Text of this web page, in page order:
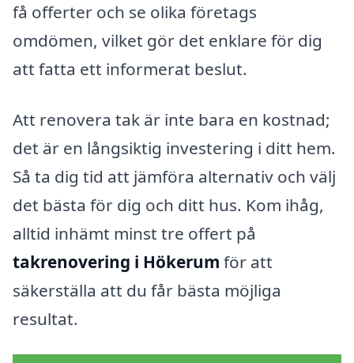
få offerter och se olika företags
omdömen, vilket gör det enklare för dig
att fatta ett informerat beslut.
Att renovera tak är inte bara en kostnad;
det är en långsiktig investering i ditt hem.
Så ta dig tid att jämföra alternativ och välj
det bästa för dig och ditt hus. Kom ihåg,
alltid inhämt minst tre offert på
takrenovering i Hökerum för att
säkerställa att du får bästa möjliga
resultat.